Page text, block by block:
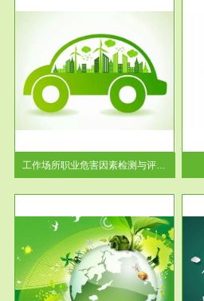
工作场所职业危害因素检测与评价...
服务范围
工作场所职业危害现状评价
【现状评价意义】：具体因素---
-通过质谱分析等多种手段明确
工作场...
服务范围
废气测试